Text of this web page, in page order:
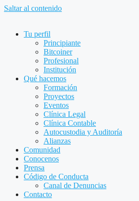
Saltar al contenido
Tu perfil
Principiante
Bitcoiner
Profesional
Institución
Qué hacemos
Formación
Proyectos
Eventos
Clínica Legal
Clínica Contable
Autocustodia y Auditoría
Alianzas
Comunidad
Conocenos
Prensa
Código de Conducta
Canal de Denuncias
Contacto